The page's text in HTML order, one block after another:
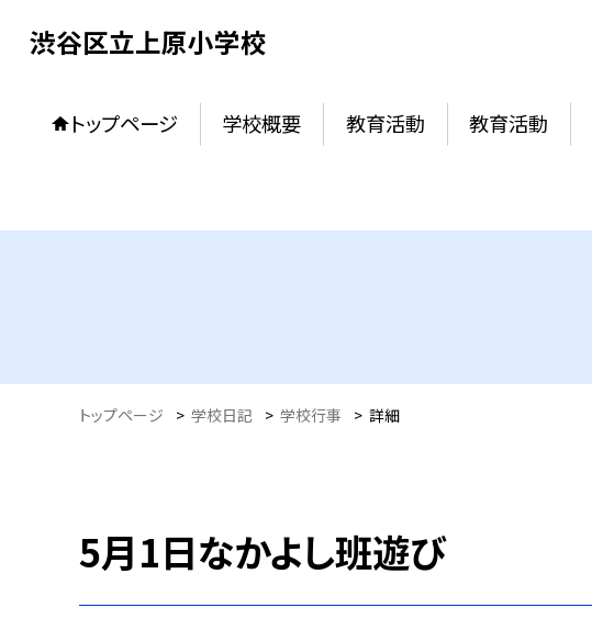
渋谷区立上原小学校
トップページ 学校概要 教育活動 教育活動
トップページ > 学校日記 > 学校行事 > 詳細
5月1日なかよし班遊び